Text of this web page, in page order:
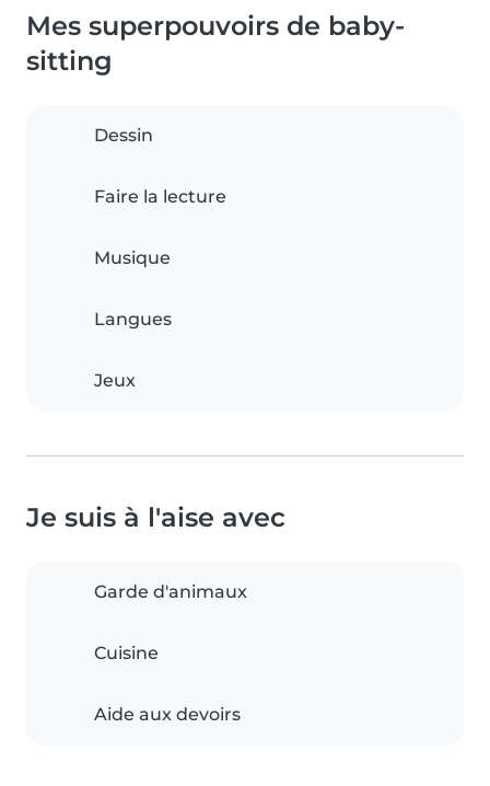
Mes superpouvoirs de baby-
sitting
Dessin
Faire la lecture
Musique
Langues
Jeux
Je suis à l'aise avec
Garde d'animaux
Cuisine
Aide aux devoirs